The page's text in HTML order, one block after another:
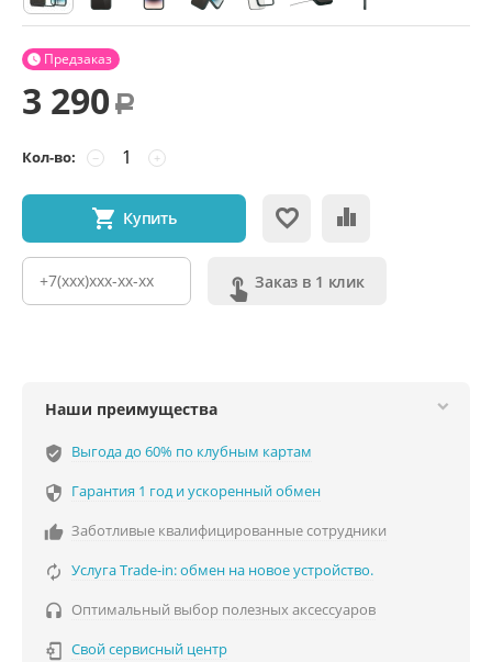
Предзаказ

3 290 Р
Кол-во: +
−
Купить
Заказ в 1 клик
Наши преимущества
verified_user Выгода до 60% по клубным картам
 Гарантия 1 год и ускоренный обмен
 Заботливые квалифицированные сотрудники
 Услуга Trade-in: обмен на новое устройство.
 Оптимальный выбор полезных аксессуаров
 Свой сервисный центр